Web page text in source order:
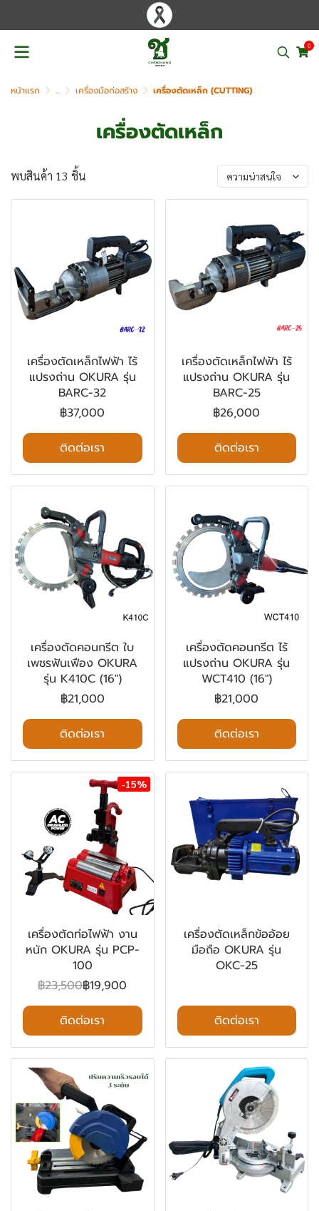
0
หน้าแรก ... เครื่องมือก่อสร้าง เครื่องตัดเหล็ก (CUTTING)
เครื่องตัดเหล็ก
พบสินค้า 13 ชิ้น ความน่าสนใจ
เครื่องตัดเหล็กไฟฟ้า ไร้
แปรงถ่าน OKURA รุ่น
BARC-32
฿37,000
ติดต่อเรา
เครื่องตัดเหล็กไฟฟ้า ไร้
แปรงถ่าน OKURA รุ่น
BARC-25
฿26,000
ติดต่อเรา
เครื่องตัดคอนกรีต ใบ
เพชรฟันเฟือง OKURA
รุ่น K410C (16")
฿21,000
ติดต่อเรา
เครื่องตัดคอนกรีต ไร้
แปรงถ่าน OKURA รุ่น
WCT410 (16")
฿21,000
ติดต่อเรา
-15%
เครื่องตัดท่อไฟฟ้า งาน
หนัก OKURA รุ่น PCP-
100
฿23,500฿19,900
ติดต่อเรา
เครื่องตัดเหล็กข้ออ้อย
มือถือ OKURA รุ่น
OKC-25
ติดต่อเรา